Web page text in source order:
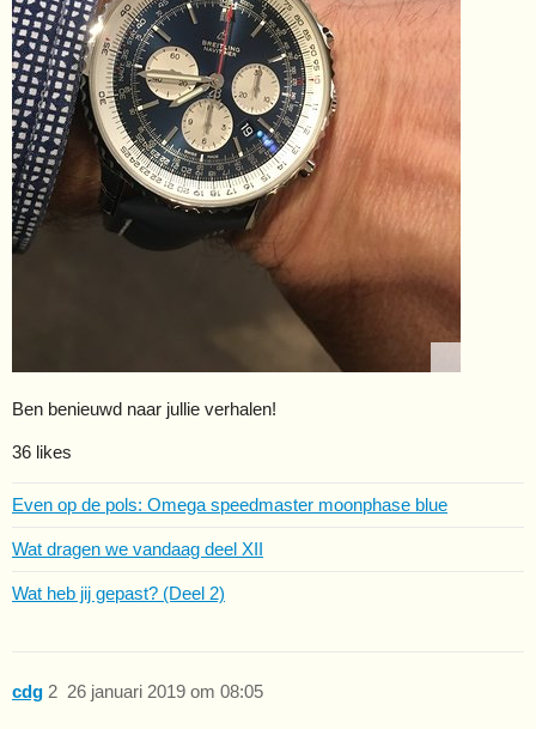
Ben benieuwd naar jullie verhalen!
36 likes
Even op de pols: Omega speedmaster moonphase blue
Wat dragen we vandaag deel XII
Wat heb jij gepast? (Deel 2)
cdg 26 januari 2019 om 08:05
2